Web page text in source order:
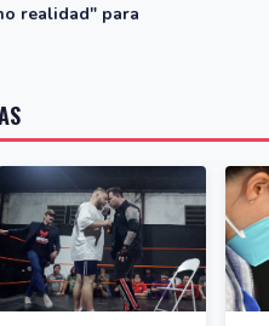
realidad" para